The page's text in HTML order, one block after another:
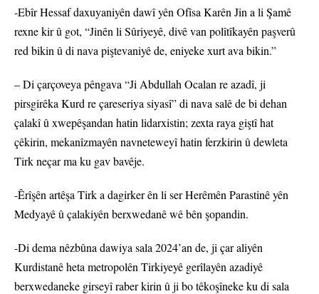
-Ebîr Hessaf daxuyaniyên dawî yên Ofîsa Karên Jin a li Şamê
rexne kir û got, “Jinên li Sûriyeyê, divê van polîtîkayên paşverû
red bikin û di nava piştevaniyê de, eniyeke xurt ava bikin.”
– Di çarçoveya pêngava “Ji Abdullah Ocalan re azadî, ji
pirsgirêka Kurd re çareseriya siyasî” di nava salê de bi dehan
çalakî û xwepêşandan hatin lidarxistin; zexta raya giştî hat
çêkirin, mekanîzmayên navneteweyî hatin ferzkirin û dewleta
Tirk neçar ma ku gav bavêje.
-Êrîşên artêşa Tirk a dagirker ên li ser Herêmên Parastinê yên
Medyayê û çalakiyên berxwedanê wê bên şopandin.
-Di dema nêzbûna dawiya sala 2024’an de, ji çar aliyên
Kurdistanê heta metropolên Tirkiyeyê gerîlayên azadiyê
berxwedaneke girseyî raber kirin û ji bo têkoşîneke ku di sala